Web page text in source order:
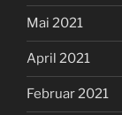
Mai 2021
April 2021
Februar 2021